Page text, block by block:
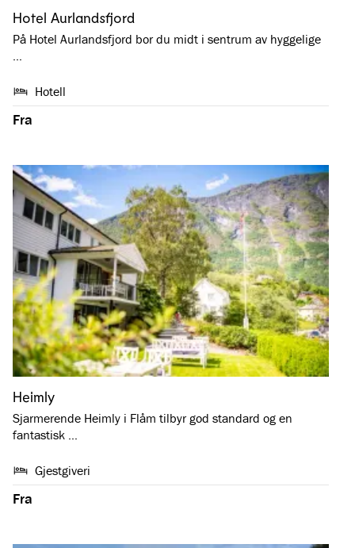
Hotel Aurlandsfjord
På Hotel Aurlandsfjord bor du midt i sentrum av hyggelige
…
Hotell
Fra
Heimly
Sjarmerende Heimly i Flåm tilbyr god standard og en
fantastisk …
Gjestgiveri
Fra